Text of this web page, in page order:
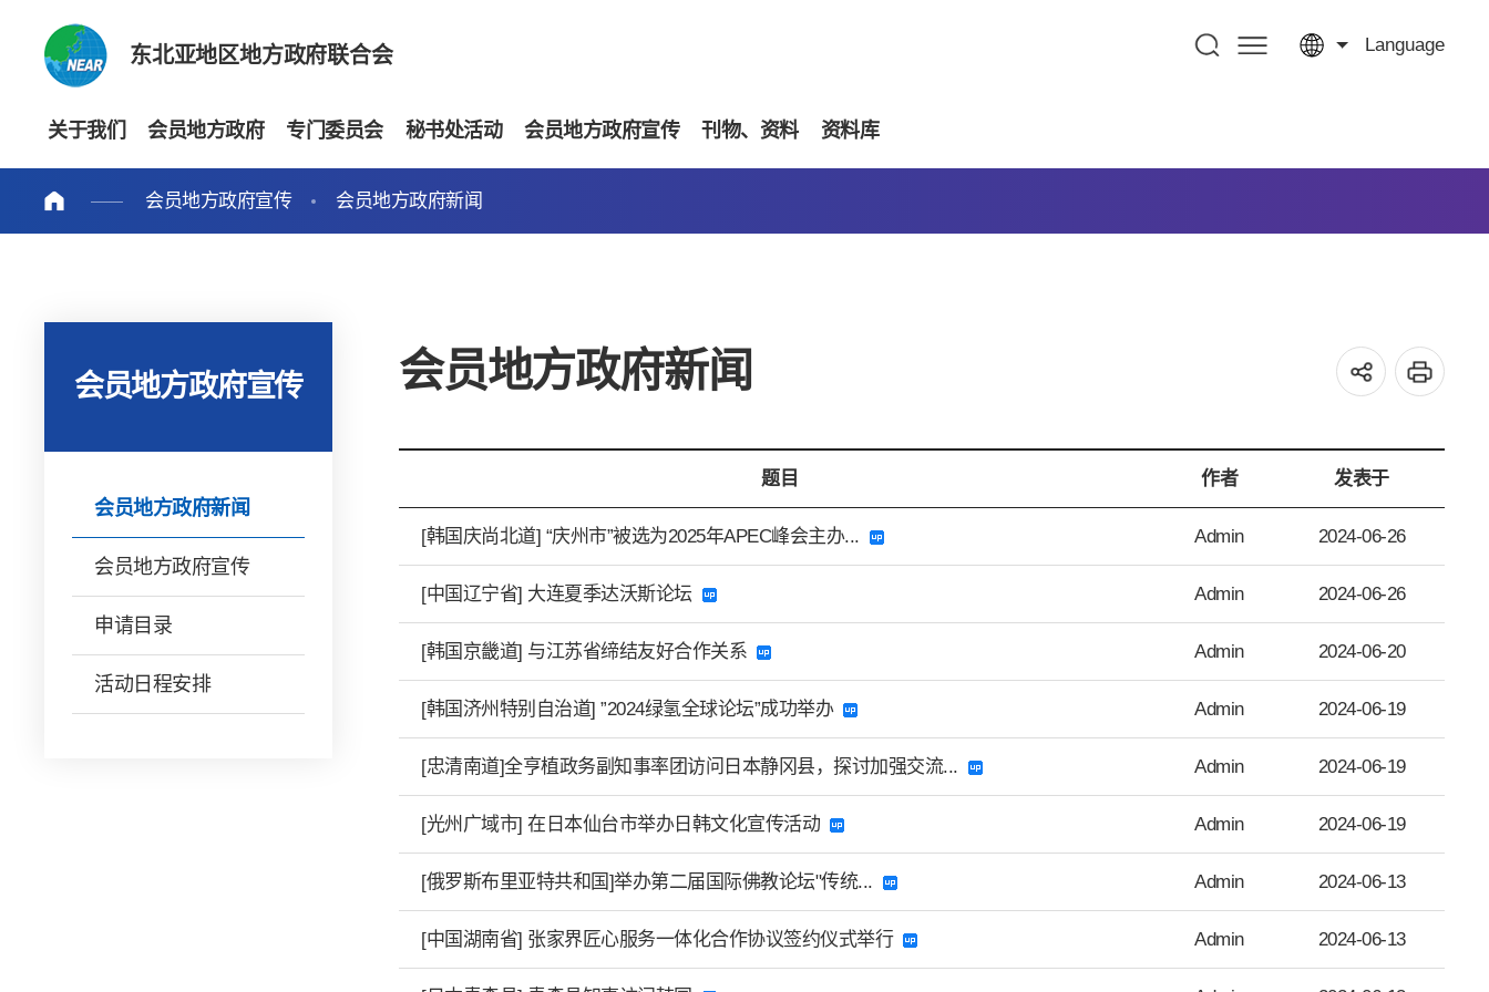
东北亚地区地方政府联合会 Language
关于我们 会员地方政府 专门委员会 秘书处活动 会员地方政府宣传 刊物、资料 资料库
会员地方政府宣传 会员地方政府新闻
会员地方政府宣传
会员地方政府新闻
会员地方政府宣传
申请目录
活动日程安排
会员地方政府新闻
题目 作者 发表于
[韩国庆尚北道] “庆州市”被选为2025年APEC峰会主办... Admin 2024-06-26
[中国辽宁省] 大连夏季达沃斯论坛 Admin 2024-06-26
[韩国京畿道] 与江苏省缔结友好合作关系 Admin 2024-06-20
[韩国济州特别自治道] ”2024绿氢全球论坛”成功举办 Admin 2024-06-19
[忠清南道]全亨植政务副知事率团访问日本静冈县，探讨加强交流... Admin 2024-06-19
[光州广域市] 在日本仙台市举办日韩文化宣传活动 Admin 2024-06-19
[俄罗斯布里亚特共和国]举办第二届国际佛教论坛"传统... Admin 2024-06-13
[中国湖南省] 张家界匠心服务一体化合作协议签约仪式举行 Admin 2024-06-13